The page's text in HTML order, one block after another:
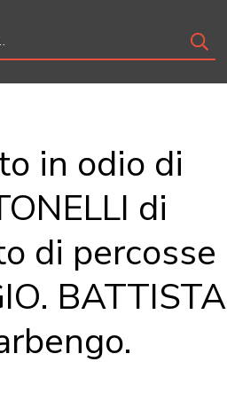
in odio di
di
di percosse
BATTISTA